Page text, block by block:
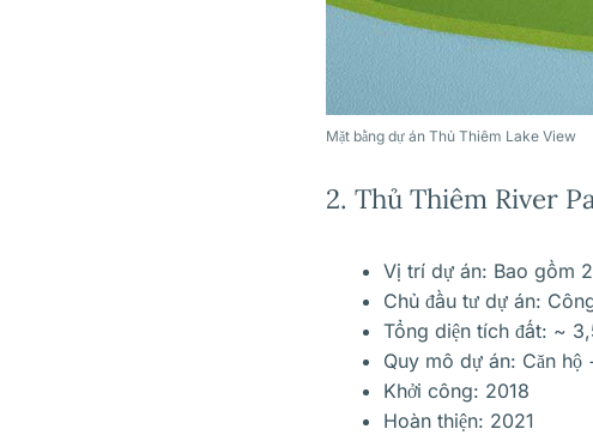
Mặt bằng dự án Thủ Thiêm Lake View
2. Thủ Thiêm River
Vị trí dự án: Bao gồm
Chủ đầu tư dự án:
Tổng diện tích đất: ~
Quy mô dự án: Căn
Khởi công: 2018
Hoàn thiện: 2021